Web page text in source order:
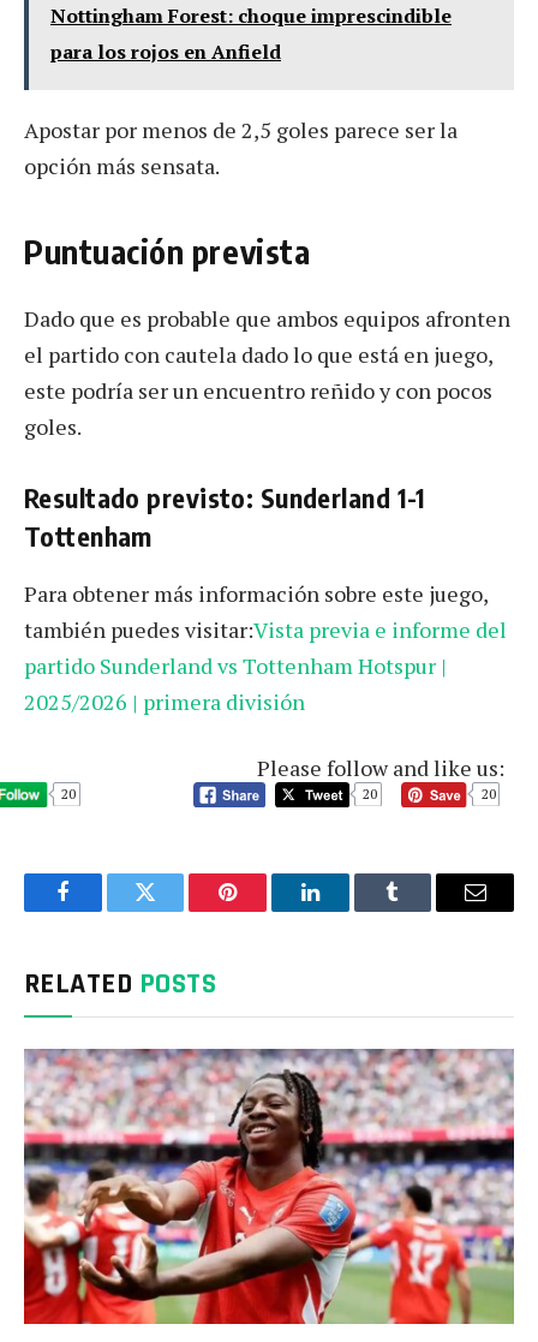
Nottingham Forest: choque imprescindible
para los rojos en Anfield
Apostar por menos de 2,5 goles parece ser la
opción más sensata.
Puntuación prevista
Dado que es probable que ambos equipos afronten
el partido con cautela dado lo que está en juego,
este podría ser un encuentro reñido y con pocos
goles.
Resultado previsto: Sunderland 1-1
Tottenham
Para obtener más información sobre este juego,
también puedes visitar:Vista previa e informe del
partido Sunderland vs Tottenham Hotspur |
2025/2026 | primera división
Please follow and like us:
20 20 20
FacebookTwitter Pinterest LinkedInTumblr Email
RELATED POSTS